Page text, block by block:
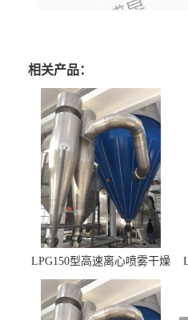
相关产品：
LPG150型高速离心喷雾干燥
机 φ2.85m